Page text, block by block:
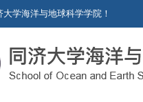
学海洋与地球科学学院！